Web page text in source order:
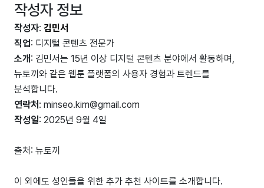
작성자 정보
작성자: 김민서
직업: 디지털 콘텐츠 전문가
소개 : 김민서는 15년 이상 디지털 콘텐츠 분야에서 활동하며,
뉴토끼와 같은 웹툰 플랫폼의 사용자 경험과 트렌드를
분석합니다.
연락처 : minseo.kim@gmail.com
작성일: 2025년 9월 4일
출처: 뉴토끼
이 외에도 성인들을 위한 추가 추천 사이트를 소개합니다.